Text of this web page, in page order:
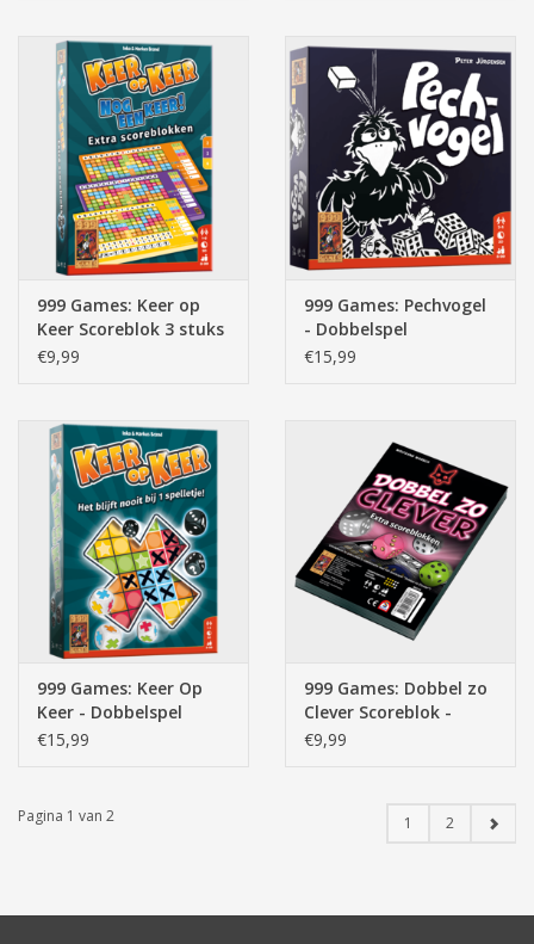
999 Games: Keer op
Keer Scoreblok 3 stuks
Level 2, 3 en 4 -
€9,99
999 Games: Pechvogel
- Dobbelspel
€15,99
999 Games: Keer Op
Keer - Dobbelspel
€15,99
999 Games: Dobbel zo
Clever Scoreblok -
Dobbelspel
€9,99
Pagina 1 van 2 1 2